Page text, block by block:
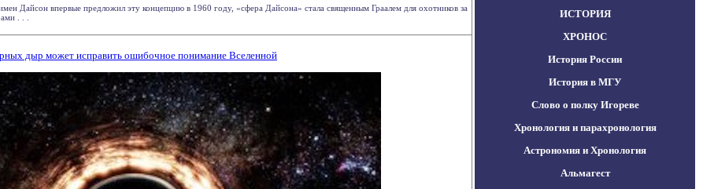
Дайсон впервые предложил эту концепцию в 1960 году, «сфера Дайсона» стала священным Граалем для охотников за
. . .
дыр может исправить ошибочное понимание Вселенной
ИСТОРИЯ
ХРОНОС
История России
История в МГУ
Слово о полку Игореве
Хронология и парахронология
Астрономия и Хронология
Альмагест